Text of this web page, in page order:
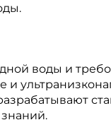
воды и
и